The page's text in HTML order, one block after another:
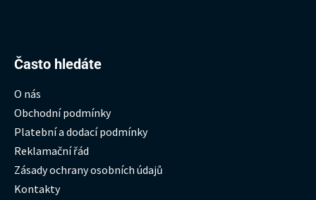
Často hledáte
O nás
Obchodní podmínky
Platební a dodací podmínky
Reklamační řád
Zásady ochrany osobních údajů
Kontakty
Hledat: